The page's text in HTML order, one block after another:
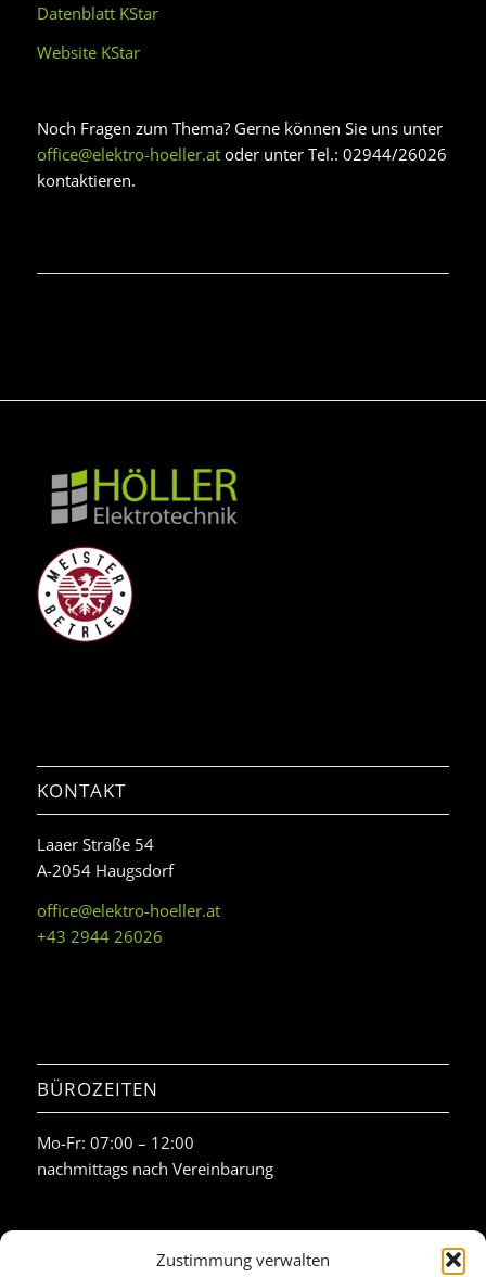
Zustimmung verwalten
Datenblatt KStar
Website KStar
Noch Fragen zum Thema? Gerne können Sie uns unter
office@elektro-hoeller.atoder unter Tel.: 02944/26026
kontaktieren.
KONTAKT
Laaer Straße 54
A-2054 Haugsdorf
office@elektro-hoeller.at
+43 2944 26026
BÜROZEITEN
Mo-Fr: 07:00 – 12:00
nachmittags nach Vereinbarung